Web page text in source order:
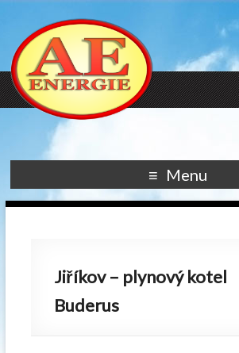
Menu
Jiříkov – plynový kotel
Buderus